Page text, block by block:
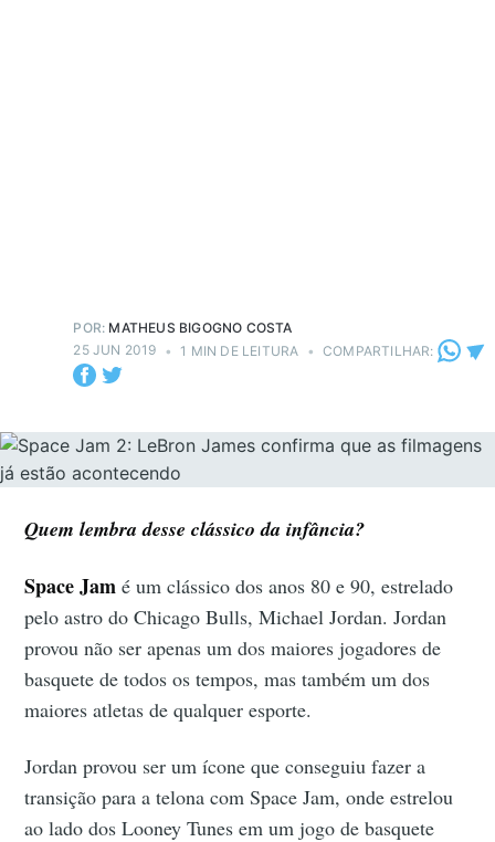
POR: MATHEUS BIGOGNO COSTA
25 JUN 2019 • 1 MIN DE LEITURA • COMPARTILHAR:
Quem lembra desse clássico da infância?
Space Jam é um clássico dos anos 80 e 90, estrelado
pelo astro do Chicago Bulls, Michael Jordan. Jordan
provou não ser apenas um dos maiores jogadores de
basquete de todos os tempos, mas também um dos
maiores atletas de qualquer esporte.
Jordan provou ser um ícone que conseguiu fazer a
transição para a telona com Space Jam, onde estrelou
ao lado dos Looney Tunes em um jogo de basquete